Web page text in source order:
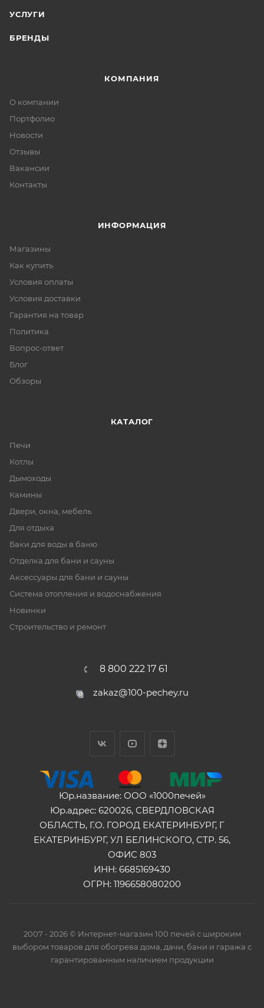
УСЛУГИ
БРЕНДЫ
КОМПАНИЯ
О компании
Портфолио
Новости
Отзывы
Вакансии
Контакты
ИНФОРМАЦИЯ
Магазины
Как купить
Условия оплаты
Условия доставки
Гарантия на товар
Политика
Вопрос-ответ
Блог
Обзоры
КАТАЛОГ
Печи
Котлы
Дымоходы
Камины
Двери, окна, мебель
Для отдыха
Баки для воды в баню
Отделка для бани и сауны
Аксессуары для бани и сауны
Система отопления и водоснабжения
Новинки
Строительство и ремонт
8 800 222 17 61
zakaz@100-pechey.ru
Юр.название: ООО «1000печей»
Юр.адрес: 620026, СВЕРДЛОВСКАЯ
ОБЛАСТЬ, Г.О. ГОРОД ЕКАТЕРИНБУРГ, Г
ЕКАТЕРИНБУРГ, УЛ БЕЛИНСКОГО, СТР. 56,
ОФИС 803
ИНН: 6685169430
ОГРН: 1196658080200
2007 - 2026 © Интернет-магазин 100 печей с широким
выбором товаров для обогрева дома, дачи, бани и гаража с
гарантированным наличием продукции